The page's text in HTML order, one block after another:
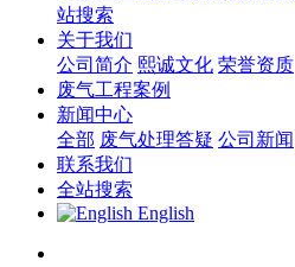
站搜索
关于我们
公司简介 熙诚文化 荣誉资质
废气工程案例
新闻中心
全部 废气处理答疑 公司新闻
联系我们
全站搜索
English